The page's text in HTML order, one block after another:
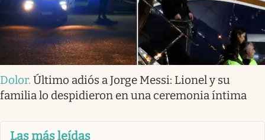
Dolor. Último adiós a Jorge Messi: Lionel y su
familia lo despidieron en una ceremonia íntima
Las más leídas